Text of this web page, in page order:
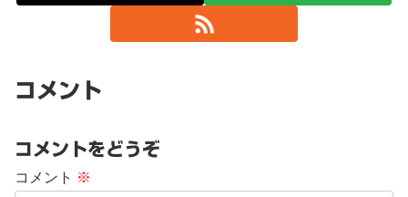
コメント
コメントをどうぞ
コメント ※